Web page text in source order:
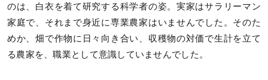
のは、白衣を着て研究する科学者の姿。実家はサラリーマン
家庭で、それまで身近に専業農家はいませんでした。そのた
めか、畑で作物に日々向き合い、収穫物の対価で生計を立て
る農家を、職業として意識していませんでした。